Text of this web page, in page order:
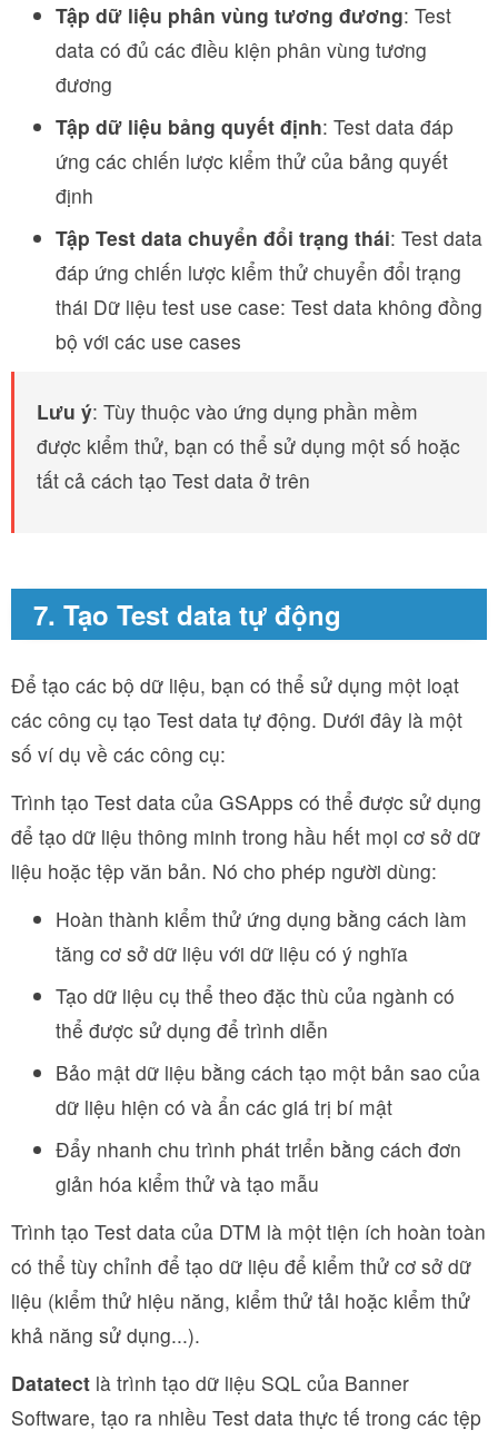
Tập dữ liệu phân vùng tương đương: Test
data có đủ các điều kiện phân vùng tương
đương
Tập dữ liệu bảng quyết định: Test data đáp
ứng các chiến lược kiểm thử của bảng quyết
định
Tập Test data chuyển đổi trạng thái: Test data
đáp ứng chiến lược kiểm thử chuyển đổi trạng
thái Dữ liệu test use case: Test data không đồng
bộ với các use cases
Lưu ý: Tùy thuộc vào ứng dụng phần mềm
được kiểm thử, bạn có thể sử dụng một số hoặc
tất cả cách tạo Test data ở trên
7. Tạo Test data tự động
Để tạo các bộ dữ liệu, bạn có thể sử dụng một loạt
các công cụ tạo Test data tự động. Dưới đây là một
số ví dụ về các công cụ:
Trình tạo Test data của GSApps có thể được sử dụng
để tạo dữ liệu thông minh trong hầu hết mọi cơ sở dữ
liệu hoặc tệp văn bản. Nó cho phép người dùng:
Hoàn thành kiểm thử ứng dụng bằng cách làm
tăng cơ sở dữ liệu với dữ liệu có ý nghĩa
Tạo dữ liệu cụ thể theo đặc thù của ngành có
thể được sử dụng để trình diễn
Bảo mật dữ liệu bằng cách tạo một bản sao của
dữ liệu hiện có và ẩn các giá trị bí mật
Đẩy nhanh chu trình phát triển bằng cách đơn
giản hóa kiểm thử và tạo mẫu
Trình tạo Test data của DTM là một tiện ích hoàn toàn
có thể tùy chỉnh để tạo dữ liệu để kiểm thử cơ sở dữ
liệu (kiểm thử hiệu năng, kiểm thử tải hoặc kiểm thử
khả năng sử dụng...).
Datatect là trình tạo dữ liệu SQL của Banner
Software, tạo ra nhiều Test data thực tế trong các tệp